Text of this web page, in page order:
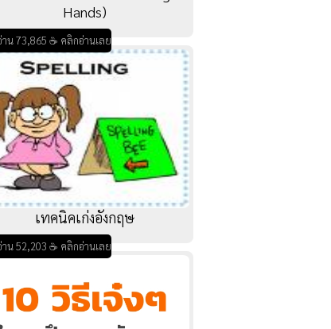
Hands)
าน 73,865 ☕ คลิกอ่านเลย
เทคนิคเก่งอังกฤษ
าน 52,203 ☕ คลิกอ่านเลย